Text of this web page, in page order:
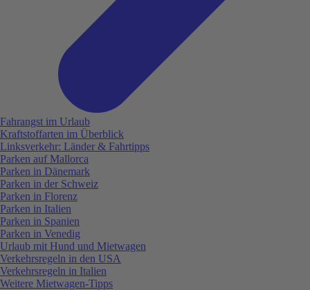
Fahrangst im Urlaub
Kraftstoffarten im Überblick
Linksverkehr: Länder & Fahrtipps
Parken auf Mallorca
Parken in Dänemark
Parken in der Schweiz
Parken in Florenz
Parken in Italien
Parken in Spanien
Parken in Venedig
Urlaub mit Hund und Mietwagen
Verkehrsregeln in den USA
Verkehrsregeln in Italien
Weitere Mietwagen-Tipps